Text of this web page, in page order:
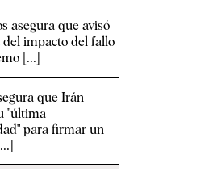
asegura que avisó
del impacto del fallo
[...]
que Irán
"última
para firmar un